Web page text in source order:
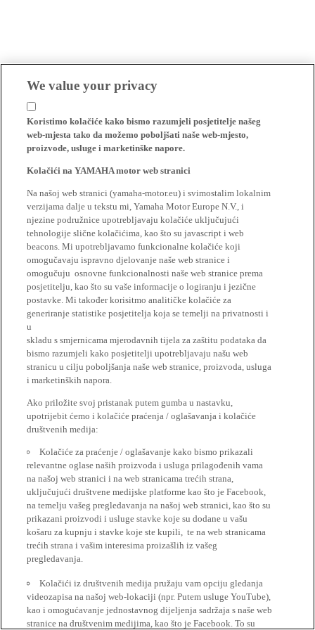
We value your privacy
Koristimo kolačiće kako bismo razumjeli posjetitelje našeg
web-mjesta tako da možemo poboljšati naše web-mjesto,
proizvode, usluge i marketinške napore.
Kolačići na YAMAHA motor web stranici
Na našoj web stranici (yamaha-motor.eu) i svimostalim lokalnim
verzijama dalje u tekstu mi, Yamaha Motor Europe N.V., i
njezine podružnice upotrebljavaju kolačiće uključujući
tehnologije slične kolačićima, kao što su javascript i web
beacons. Mi upotrebljavamo funkcionalne kolačiće koji
omogučavaju ispravno djelovanje naše web stranice i
omogučuju osnovne funkcionalnosti naše web stranice prema
posjetitelju, kao što su vaše informacije o logiranju i jezične
postavke. Mi također korisitmo analitičke kolačiće za
generiranje statistike posjetitelja koja se temelji na privatnosti i
u
skladu s smjernicama mjerodavnih tijela za zaštitu podataka da
bismo razumjeli kako posjetitelji upotrebljavaju našu web
stranicu u cilju poboljšanja naše web stranice, proizvoda, usluga
i marketinških napora.
Ako priložite svoj pristanak putem gumba u nastavku,
upotrijebit ćemo i kolačiće praćenja / oglašavanja i kolačiće
društvenih medija:
Kolačiće za praćenje / oglašavanje kako bismo prikazali
relevantne oglase naših proizvoda i usluga prilagođenih vama
na našoj web stranici i na web stranicama trećih strana,
uključujući društvene medijske platforme kao što je Facebook,
na temelju vašeg pregledavanja na našoj web stranici, kao što su
prikazani proizvodi i usluge stavke koje su dodane u vašu
košaru za kupnju i stavke koje ste kupili, te na web stranicama
trećih strana i vašim interesima proizašlih iz vašeg
pregledavanja.
Kolačići iz društvenih medija pružaju vam opciju gledanja
videozapisa na našoj web-lokaciji (npr. Putem usluge YouTube),
kao i omogućavanje jednostavnog dijeljenja sadržaja s naše web
stranice na društvenim medijima, kao što je Facebook. To su